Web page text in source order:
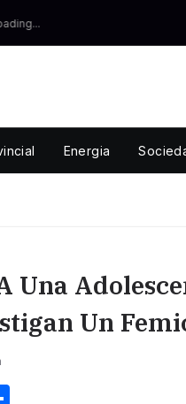
Energia
Una
Un